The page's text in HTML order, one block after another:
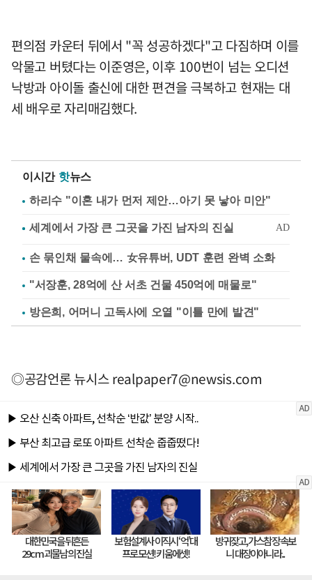
편의점 카운터 뒤에서 "꼭 성공하겠다"고 다짐하며 이를
악물고 버텼다는 이준영은, 이후 100번이 넘는 오디션
낙방과 아이돌 출신에 대한 편견을 극복하고 현재는 대
세 배우로 자리매김했다.
이시간 핫뉴스
하리수 "이혼 내가 먼저 제안…아기 못 낳아 미안"
손 묶인채 물속에… 女유튜버, UDT 훈련 완벽 소화
"서장훈, 28억에 산 서초 건물 450억에 매물로"
방은희, 어머니 고독사에 오열 "이틀 만에 발견"
◎공감언론 뉴시스realpaper7@newsis.com